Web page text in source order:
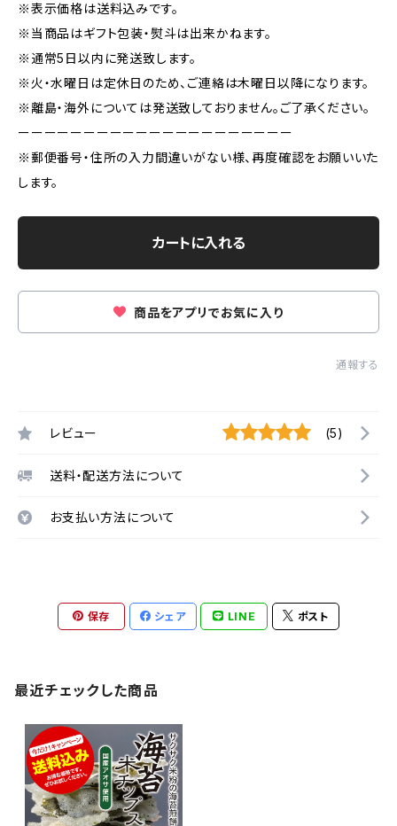
※表示価格は送料込みです。
※当商品はギフト包装・熨斗は出来かねます。
※通常5日以内に発送致します。
※火・水曜日は定休日のため、ご連絡は木曜日以降になります。
※離島・海外については発送致しておりません。ご了承ください。
ーーーーーーーーーーーーーーーーーーーーー
※郵便番号・住所の入力間違いがない様、再度確認をお願いいた
します。
カートに入れる
商品をアプリでお気に入り
通報する
レビュー (5)
送料・配送方法について
お支払い方法について
保存 シェア LINE ポスト
最近チェックした商品